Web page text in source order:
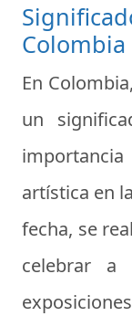
Colombia
En
un
artística en
fecha, se
celebrar a